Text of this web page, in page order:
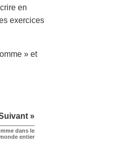
en
exercices
» et
»
dans le
entier